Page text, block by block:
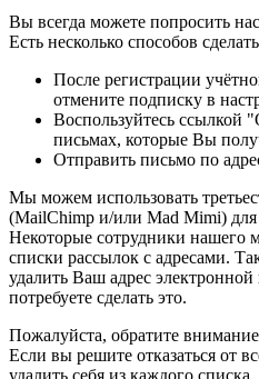
Вы всегда можете попросить
Есть несколько способов
После регистрации
отмените подписку в
Воспользуйтесь ссылкой
письмах, которые Вы
Отправить письмо по
Мы можем использовать
(MailChimp и/или Mad Mimi) для
Некоторые сотрудники нашего
списки рассылок с адресами.
удалить Ваш адрес
потребуете сделать это.
Пожалуйста, обратите
Если вы решите отказаться от
удалить себя из каждого